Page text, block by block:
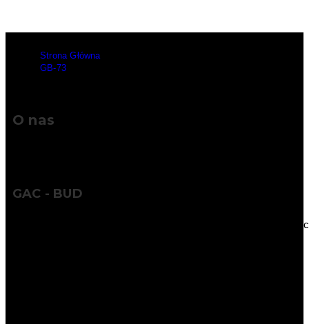
Strona Główna>
GB-73
O nas
GAC - BUD
Wykorzystując naszą wiedzę, doświadczenie i współczesne